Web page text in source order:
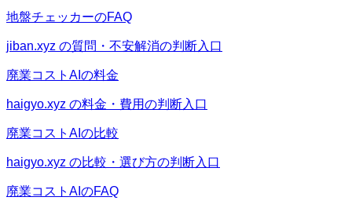
地盤チェッカーのFAQ
jiban.xyz の質問・不安解消の判断入口
廃業コストAIの料金
haigyo.xyz の料金・費用の判断入口
廃業コストAIの比較
haigyo.xyz の比較・選び方の判断入口
廃業コストAIのFAQ